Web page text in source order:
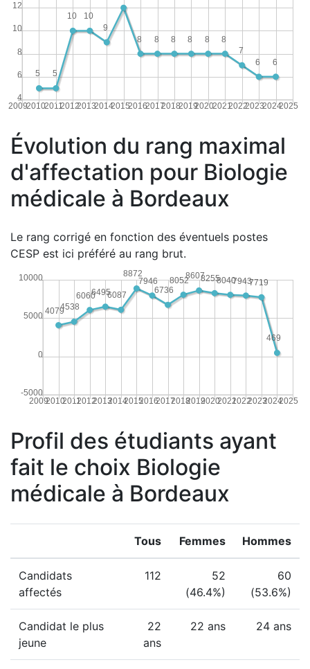
20092010201120122013201420152016201720182019202020212022202320242025
4
6
8
10
12
6
6
7
8
8
8
8
8
8
9
10
10
5
5
Évolution du rang maximal
d'affectation pour Biologie
médicale à Bordeaux
Le rang corrigé en fonction des éventuels postes
CESP est ici préféré au rang brut.
20092010201120122013201420152016201720182019202020212022202320242025
-5000
0
5000
10000
469
7719
7943
8040
8255
8607
8052
6736
7946
8872
6087
6495
6060
4538
4079
Profil des étudiants ayant
fait le choix Biologie
médicale à Bordeaux
Tous Femmes Hommes
Candidats
affectés
112
52
(46.4%)
60
(53.6%)
Candidat le plus
jeune
22
ans
22 ans 24 ans